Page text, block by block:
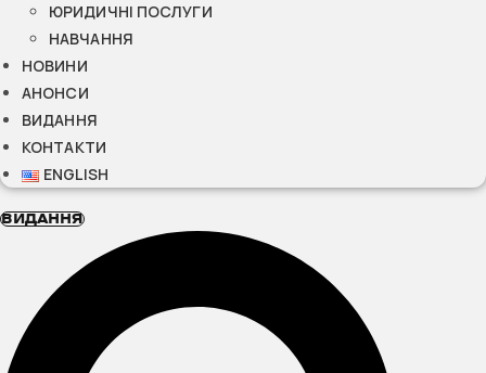
ЮРИДИЧНІ ПОСЛУГИ
НАВЧАННЯ
НОВИНИ
АНОНСИ
ВИДАННЯ
КОНТАКТИ
ENGLISH
ВИДАННЯ